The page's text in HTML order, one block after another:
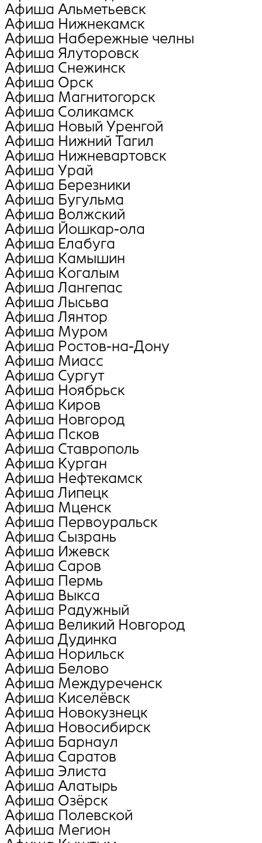
Афиша Альметьевск
Афиша Нижнекамск
Афиша Набережные челны
Афиша Ялуторовск
Афиша Снежинск
Афиша Орск
Афиша Магнитогорск
Афиша Соликамск
Афиша Новый Уренгой
Афиша Нижний Тагил
Афиша Нижневартовск
Афиша Урай
Афиша Березники
Афиша Бугульма
Афиша Волжский
Афиша Йошкар-ола
Афиша Елабуга
Афиша Камышин
Афиша Когалым
Афиша Лангепас
Афиша Лысьва
Афиша Лянтор
Афиша Муром
Афиша Ростов-на-Дону
Афиша Миасс
Афиша Сургут
Афиша Ноябрьск
Афиша Киров
Афиша Новгород
Афиша Псков
Афиша Ставрополь
Афиша Курган
Афиша Нефтекамск
Афиша Липецк
Афиша Мценск
Афиша Первоуральск
Афиша Сызрань
Афиша Ижевск
Афиша Саров
Афиша Пермь
Афиша Выкса
Афиша Радужный
Афиша Великий Новгород
Афиша Дудинка
Афиша Норильск
Афиша Белово
Афиша Междуреченск
Афиша Киселёвск
Афиша Новокузнецк
Афиша Новосибирск
Афиша Барнаул
Афиша Саратов
Афиша Элиста
Афиша Алатырь
Афиша Озёрск
Афиша Полевской
Афиша Мегион